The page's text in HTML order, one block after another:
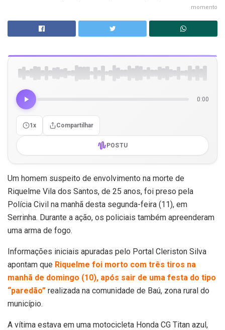
momento
0:00
1x Compartilhar
POSTU
Um homem suspeito de envolvimento na morte de
Riquelme Vila dos Santos, de 25 anos, foi preso pela
Polícia Civil na manhã desta segunda-feira (11), em
Serrinha. Durante a ação, os policiais também apreenderam
uma arma de fogo.
Informações iniciais apuradas pelo Portal Cleriston Silva
apontam que Riquelme foi morto com três tiros na
manhã de domingo (10), após sair de uma festa do tipo
“paredão” realizada na comunidade de Baú, zona rural do
município.
A vítima estava em uma motocicleta Honda CG Titan azul,